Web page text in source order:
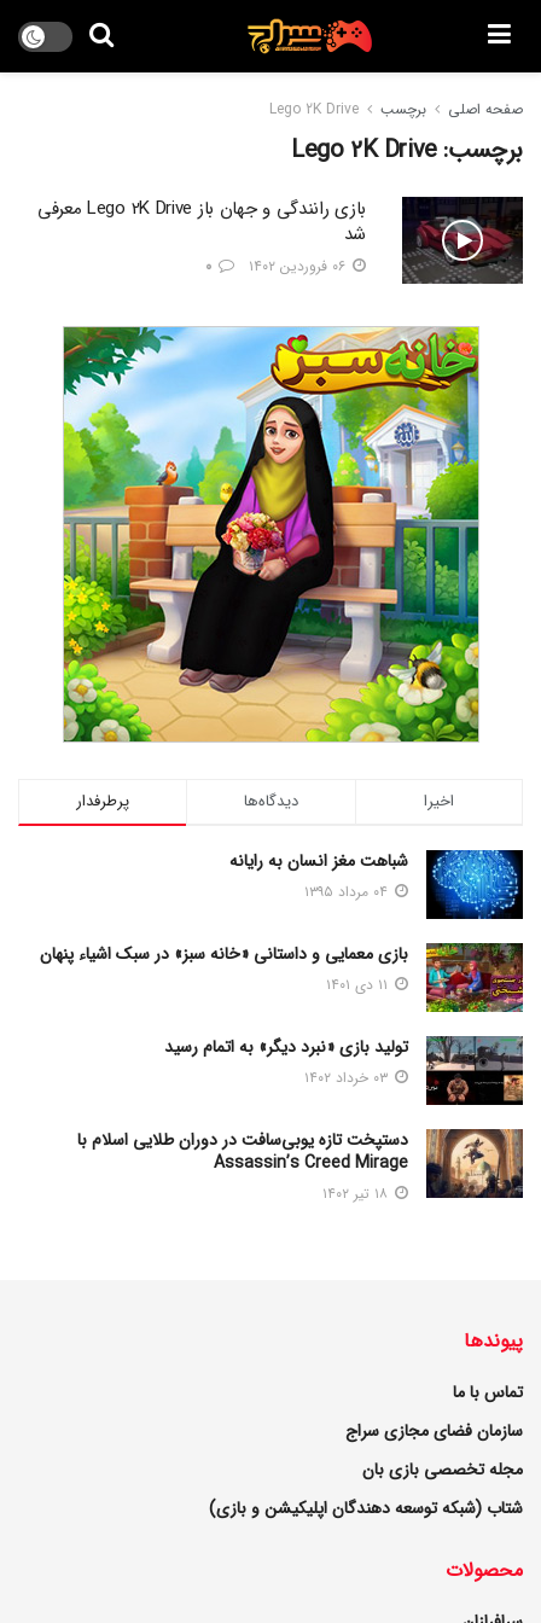
صفحه اصلی برچسب Lego 2K Drive
برچسب:Lego 2K Drive
بازی رانندگی و جهان باز Lego 2K Drive معرفی
شد
پرطرفدار دیدگاه‌ها اخیرا
شباهت مغز انسان به رایانه
بازی معمایی و داستانی «خانه سبز» در سبک اشیاء پنهان
تولید بازی «نبرد دیگر» به اتمام رسید
دستپخت تازه یوبی‌سافت در دوران طلایی اسلام با
Assassin’s Creed Mirage
پیوندها
تماس با ما
سازمان فضای مجازی سراج
مجله تخصصی بازی بان
شتاب (شبکه توسعه دهندگان اپلیکیشن و بازی)
محصولات